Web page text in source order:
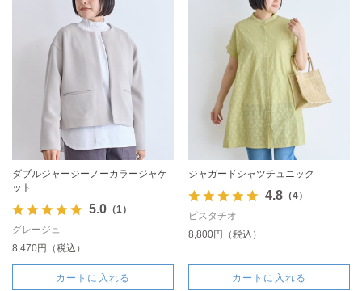
ダブルジャージーノーカラージャケ
ット
5.0（1）
グレージュ
8,470円（税込）
カートに入れる
ジャガードシャツチュニック
4.8（4）
ピスタチオ
8,800円（税込）
カートに入れる